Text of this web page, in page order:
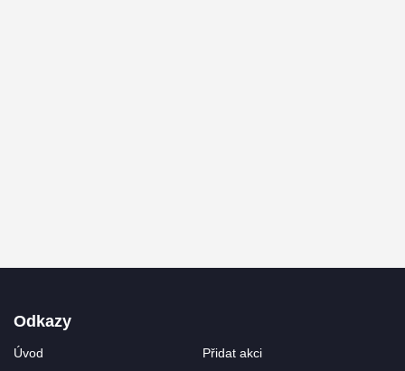
Odkazy
Úvod
Přidat akci